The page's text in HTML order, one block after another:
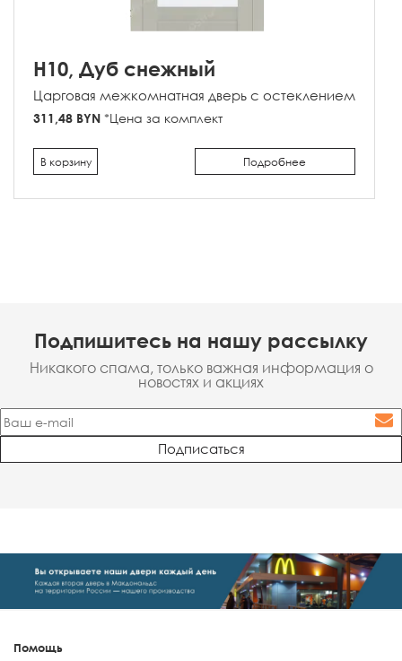
H10, Дуб снежный
Царговая межкомнатная дверь с остеклением
311,48 BYN *Цена за комплект
Подробнее
В корзину
Подпишитесь на нашу рассылку
Никакого спама, только важная информация о
новостях и акциях
Помощь